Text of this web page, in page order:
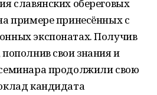
славянских обереговых
примере принесённых с
экспонатах. Получив
свои знания и
продолжили свою
кандидата